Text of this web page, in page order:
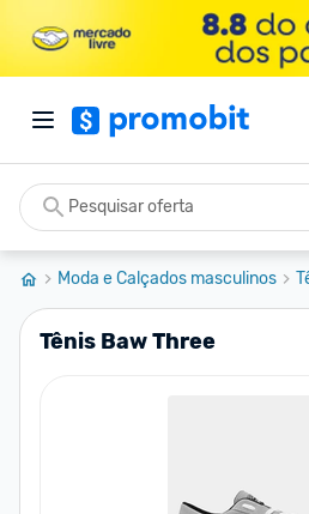
Moda e Calçados masculinos
Tênis Baw Three